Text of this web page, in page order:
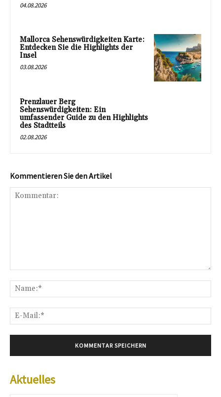
04.08.2026
Mallorca Sehenswürdigkeiten Karte:
Entdecken Sie die Highlights der
Insel
03.08.2026
Prenzlauer Berg
Sehenswürdigkeiten: Ein
umfassender Guide zu den Highlights
des Stadtteils
02.08.2026
Kommentieren Sie den Artikel
Aktuelles